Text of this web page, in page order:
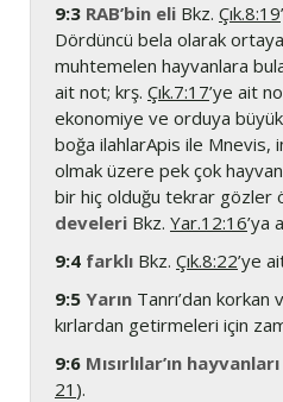
9:3 RAB’bin eli Bkz. Çık.8:19
Dördüncü bela olarak
muhtemelen hayvanlara
ait not; krş. Çık.7:17’ye ait
ekonomiye ve orduya büyük
boğa ilahlarApis ile Mnevis,
olmak üzere pek çok hayvan
bir hiç olduğu tekrar gözler
develeri Bkz. Yar.12:16’ya
9:4 farklı Bkz. Çık.8:22’ye
9:5 Yarın Tanrı’dan korkan
kırlardan getirmeleri için
9:6 Mısırlılar’ın hayvanları
21 ).